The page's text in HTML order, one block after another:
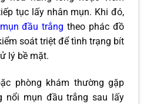
tục lấy nhân mụn. Khi đó,
đầu trắng theo phác đồ
soát triệt để tình trạng bít
lý bề mặt.
phòng khám thường gặp
nổi mụn đầu trắng sau lấy